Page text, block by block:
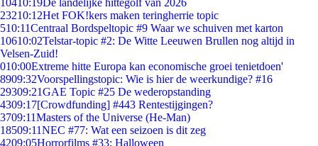
10410:19De landelijke hittegolf van 2026
23210:12Het FOK!kers maken teringherrie topic
510:11Centraal Bordspeltopic #9 Waar we schuiven met karton
10610:02Telstar-topic #2: De Witte Leeuwen Brullen nog altijd in
Velsen-Zuid!
010:00Extreme hitte Europa kan economische groei tenietdoen'
8909:32Voorspellingstopic: Wie is hier de weerkundige? #16
29309:21GAE Topic #25 De wederopstanding
4309:17[Crowdfunding] #443 Rentestijgingen?
3709:11Masters of the Universe (He-Man)
18509:11NEC #77: Wat een seizoen is dit zeg
4209:05Horrorfilms #33: Halloween